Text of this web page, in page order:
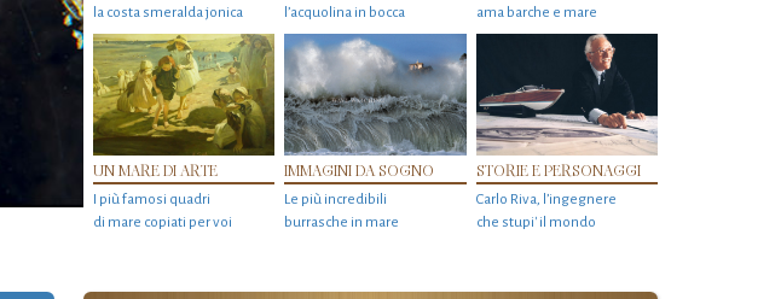
la costa smeralda jonica
l’acquolina in bocca
ama barche e mare
UN MARE DI ARTE
I più famosi quadri
di mare copiati per voi
IMMAGINI DA SOGNO
Le più incredibili
burrasche in mare
STORIE E PERSONAGGI
Carlo Riva, l’ingegnere
che stupi' il mondo